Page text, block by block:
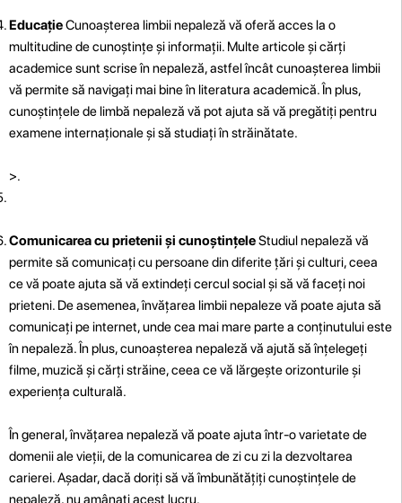
EducațieCunoașterea limbii nepaleză vă oferă acces la o
multitudine de cunoștințe și informații. Multe articole și cărți
academice sunt scrise în nepaleză, astfel încât cunoașterea limbii
vă permite să navigați mai bine în literatura academică. În plus,
cunoștințele de limbă nepaleză vă pot ajuta să vă pregătiți pentru
examene internaționale și să studiați în străinătate.
>.
Comunicarea cu prietenii și cunoștințeleStudiul nepaleză vă
permite să comunicați cu persoane din diferite țări și culturi, ceea
ce vă poate ajuta să vă extindeți cercul social și să vă faceți noi
prieteni. De asemenea, învățarea limbii nepaleze vă poate ajuta să
comunicați pe internet, unde cea mai mare parte a conținutului este
în nepaleză. În plus, cunoașterea nepaleză vă ajută să înțelegeți
filme, muzică și cărți străine, ceea ce vă lărgește orizonturile și
experiența culturală.
În general, învățarea nepaleză vă poate ajuta într-o varietate de
domenii ale vieții, de la comunicarea de zi cu zi la dezvoltarea
carierei. Așadar, dacă doriți să vă îmbunătățiți cunoștințele de
nepaleză, nu amânați acest lucru.